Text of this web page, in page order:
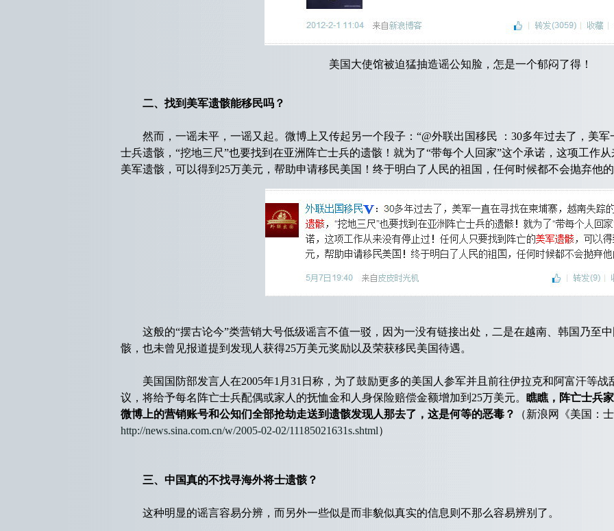
美国大使馆被迫猛抽造谣公知脸，怎是一个郁闷了得！
二、找到美军遗骸能移民吗？
然而，一谣未平，一谣又起。微博上又传起另一个段子：“@外联出国移民 ：30多年过去了，美军
士兵遗骸，“挖地三尺”也要找到在亚洲阵亡士兵的遗骸！就为了“带每个人回家”这个承诺，这项工作
美军遗骸，可以得到25万美元，帮助申请移民美国！终于明白了人民的祖国，任何时候都不会抛弃他
这般的“摆古论今”类营销大号低级谣言不值一驳，因为一没有链接出处，二是在越南、韩国乃至
骸，也未曾见报道提到发现人获得25万美元奖励以及荣获移民美国待遇。
美国国防部发言人在2005年1月31日称，为了鼓励更多的美国人参军并且前往伊拉克和阿富汗等战
议，将给予每名阵亡士兵配偶或家人的抚恤金和人身保险赔偿金额增加到25万美元。 瞧瞧，阵亡士兵
微博上的营销账号和公知们全部抢劫走送到遗骸发现人那去了，这是何等的恶毒？
（新浪网《美国：
http://news.sina.com.cn/w/2005-02-02/11185021631s.shtml）
三、中国真的不找寻海外将士遗骸？
这种明显的谣言容易分辨，而另外一些似是而非貌似真实的信息则不那么容易辨别了。